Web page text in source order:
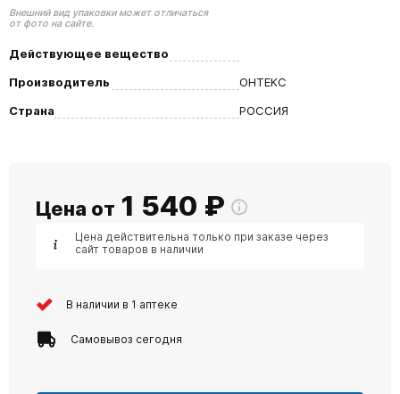
Внешний вид упаковки может отличаться
от фото на сайте.
Действующее вещество
Производитель
ОНТЕКС
Страна
РОССИЯ
Цена от 1 540 ₽
Цена действительна только при заказе через
сайт товаров в наличии
В наличии в 1 аптеке
Самовывоз сегодня